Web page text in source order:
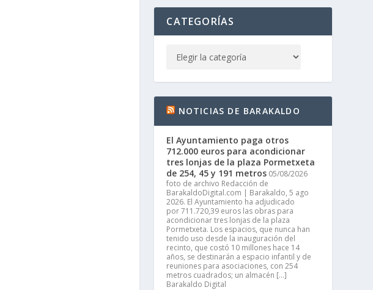
CATEGORÍAS
NOTICIAS DE BARAKALDO
El Ayuntamiento paga otros
712.000 euros para acondicionar
tres lonjas de la plaza Pormetxeta
de 254, 45 y 191 metros 05/08/2026
foto de archivo Redacción de
BarakaldoDigital.com | Barakaldo, 5 ago
2026. El Ayuntamiento ha adjudicado
por 711.720,39 euros las obras para
acondicionar tres lonjas de la plaza
Pormetxeta. Los espacios, que nunca han
tenido uso desde la inauguración del
recinto, que costó 10 millones hace 14
años, se destinarán a espacio infantil y de
reuniones para asociaciones, con 254
metros cuadrados; un almacén […]
Barakaldo Digital